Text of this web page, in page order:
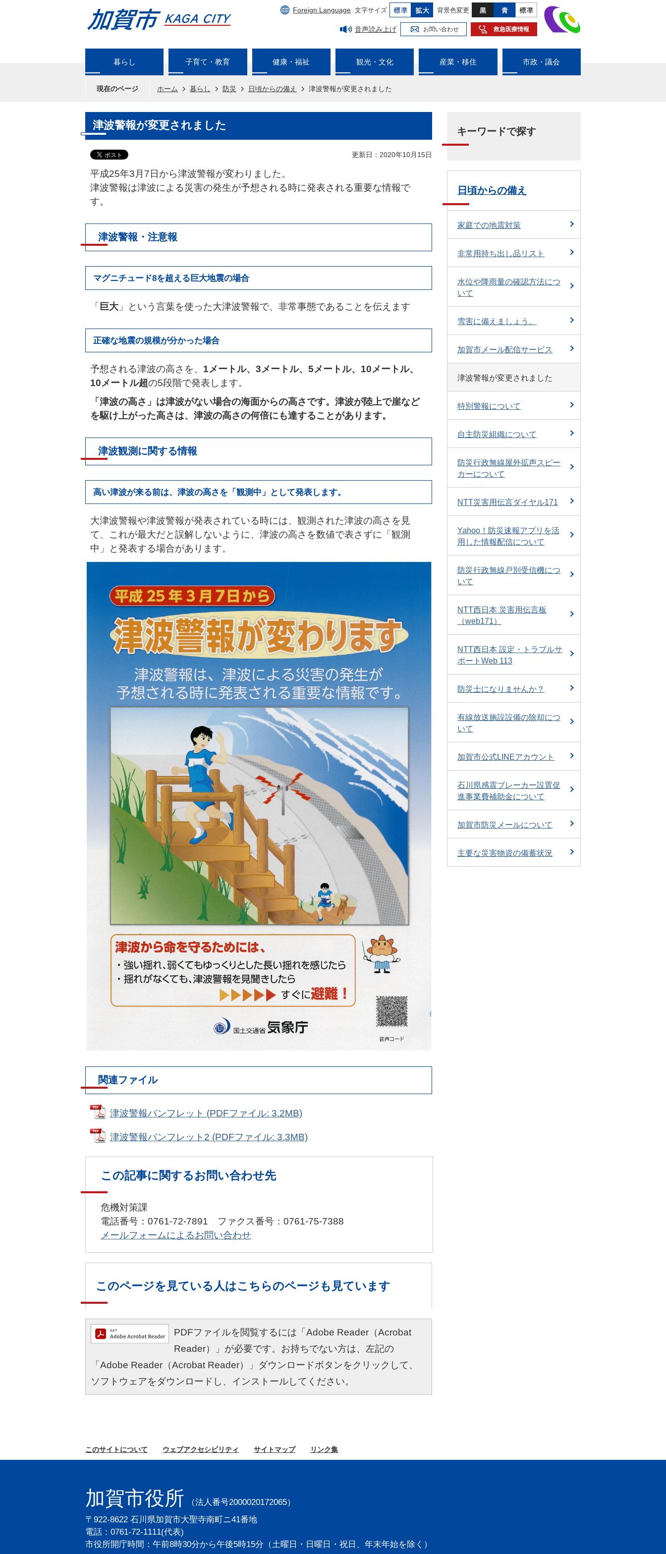
Foreign Language 文字サイズ 背景色変更
音声読み上げ お問い合わせ 救急医療情報
暮らし 子育て・教育 健康・福祉 観光・文化 産業・移住 市政・議会
現在のページ ホーム 暮らし 防災 日頃からの備え 津波警報が変更されました
津波警報が変更されました
更新日：2020年10月15日
平成25年3月7日から津波警報が変わりました。
津波警報は津波による災害の発生が予想される時に発表される重要な情報で
す。
津波警報・注意報
マグニチュード8を超える巨大地震の場合
「 巨大 」という言葉を使った大津波警報で、非常事態であることを伝えます
正確な地震の規模が分かった場合
予想される津波の高さを、 1メートル、3メートル、5メートル、10メートル、
10メートル超の5段階で発表します。
「津波の高さ」は津波がない場合の海面からの高さです。津波が陸上で崖など
を駆け上がった高さは、津波の高さの何倍にも達することがあります。
津波観測に関する情報
高い津波が来る前は、津波の高さを「観測中」として発表します。
大津波警報や津波警報が発表されている時には、観測された津波の高さを見
て、これが最大だと誤解しないように、津波の高さを数値で表さずに「観測
中」と発表する場合があります。
関連ファイル
津波警報パンフレット (PDFファイル: 3.2MB)
津波警報パンフレット2 (PDFファイル: 3.3MB)
この記事に関するお問い合わせ先
危機対策課
電話番号：0761-72-7891 ファクス番号：0761-75-7388
メールフォームによるお問い合わせ
このページを見ている人はこちらのページも見ています
PDFファイルを閲覧するには「Adobe Reader（Acrobat
Reader）」が必要です。お持ちでない方は、左記の
「Adobe Reader（Acrobat Reader）」ダウンロードボタンをクリックして、
ソフトウェアをダウンロードし、インストールしてください。
キーワードで探す
日頃からの備え
家庭での地震対策
非常用持ち出し品リスト
水位や降雨量の確認方法につ
いて
雪害に備えましょう。
加賀市メール配信サービス
津波警報が変更されました
特別警報について
自主防災組織について
防災行政無線屋外拡声スピー
カーについて
NTT災害用伝言ダイヤル171
Yahoo！防災速報アプリを活
用した情報配信について
防災行政無線戸別受信機につ
いて
NTT西日本 災害用伝言板
（web171）
NTT西日本 設定・トラブルサ
ポートWeb 113
防災士になりませんか？
有線放送施設設備の除却につ
いて
加賀市公式LINEアカウント
石川県感震ブレーカー設置促
進事業費補助金について
加賀市防災メールについて
主要な災害物資の備蓄状況
このサイトについて ウェブアクセシビリティ サイトマップ リンク集
加賀市役所
（法人番号2000020172065）
〒922-8622 石川県加賀市大聖寺南町ニ41番地
電話：0761-72-1111(代表)
市役所開庁時間：午前8時30分から午後5時15分 （土曜日・日曜日・祝日、年末年始を除く）